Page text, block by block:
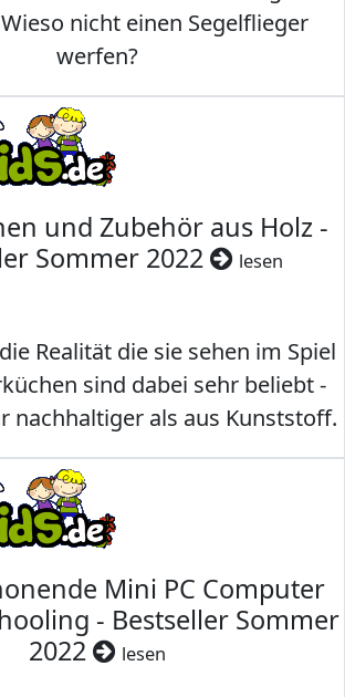
nicht einen Segelflieger
werfen?
und Zubehör aus Holz -
Sommer 2022
lesen
Realität die sie sehen im Spiel
sind dabei sehr beliebt -
nachhaltiger als aus Kunststoff.
Mini PC Computer
- Bestseller Sommer
2022
lesen